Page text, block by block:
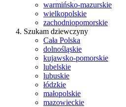
warmińsko-mazurskie
wielkopolskie
zachodniopomorskie
Szukam dziewczyny
Cała Polska
dolnośląskie
kujawsko-pomorskie
lubelskie
lubuskie
łódzkie
małopolskie
mazowieckie